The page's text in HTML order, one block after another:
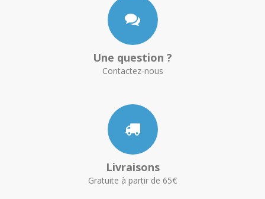
Une question ?
Contactez-nous
Livraisons
Gratuite à partir de 65€